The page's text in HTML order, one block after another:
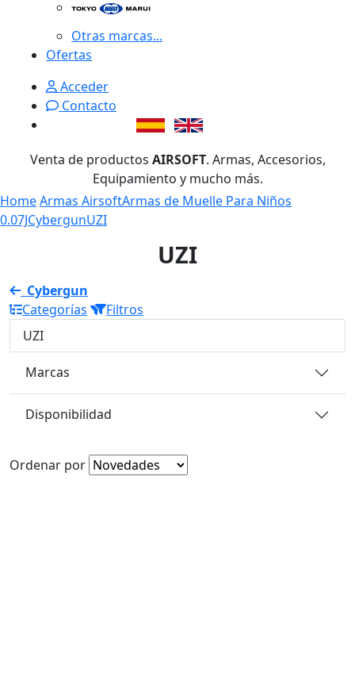
Otras marcas...
Ofertas
Acceder
Contacto
Venta de productos AIRSOFT. Armas, Accesorios,
Equipamiento y mucho más.
HomeArmas AirsoftArmas de Muelle Para Niños
0.07JCybergunUZI
UZI
Cybergun
Categorías
Filtros
UZI
Marcas
Disponibilidad
Ordenar por